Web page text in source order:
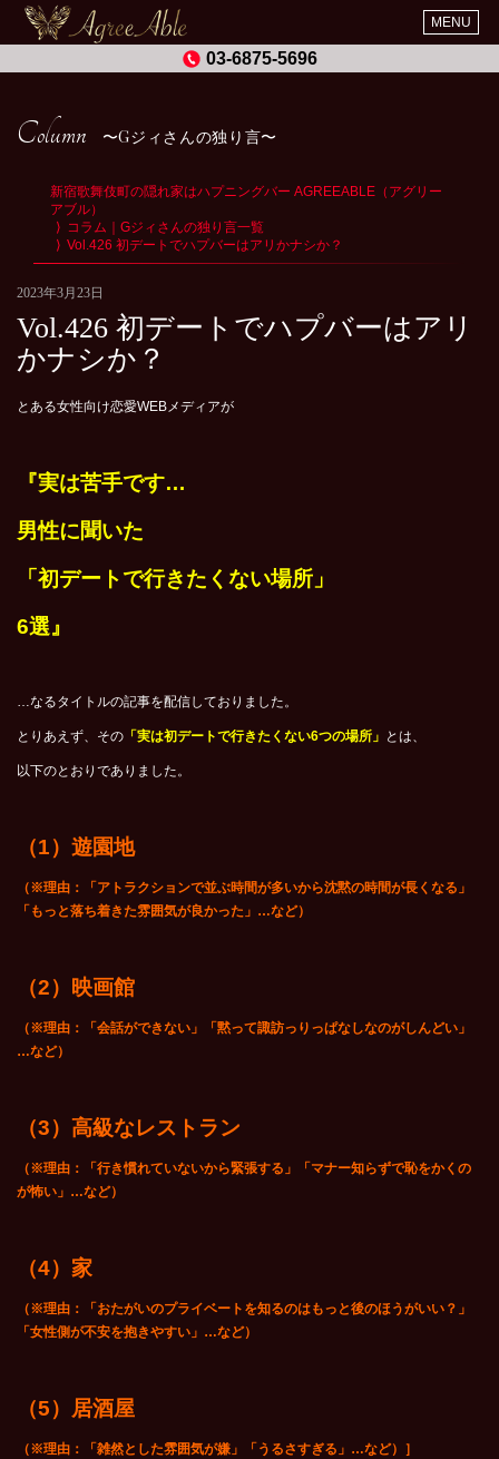
MENU
03-6875-5696
Column Gジィさんの独り言
新宿歌舞伎町の隠れ家はハプニングバー AGREEABLE（アグリー
アブル）
コラム｜Gジィさんの独り言一覧
Vol.426 初デートでハプバーはアリかナシか？
2023年3月23日
Vol.426 初デートでハプバーはアリ
かナシか？
とある女性向け恋愛WEBメディアが
『実は苦手です…
男性に聞いた
「初デートで行きたくない場所」
6選』
…なるタイトルの記事を配信しておりました。
とりあえず、その 「実は初デートで行きたくない6つの場所」 とは、
以下のとおりでありました。
（1）遊園地
（※理由：「アトラクションで並ぶ時間が多いから沈黙の時間が長くなる」
「もっと落ち着きた雰囲気が良かった」…など）
（2）映画館
（※理由：「会話ができない」「黙って諏訪っりっぱなしなのがしんどい」
…など）
（3）高級なレストラン
（※理由：「行き慣れていないから緊張する」「マナー知らずで恥をかくの
が怖い」…など）
（4）家
（※理由：「おたがいのプライベートを知るのはもっと後のほうがいい？」
「女性側が不安を抱きやすい」…など）
（5）居酒屋
（※理由：「雑然とした雰囲気が嫌」「うるさすぎる」…など）］